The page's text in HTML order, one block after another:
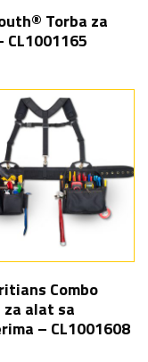
Torba za
CL1001165
Combo
za alat sa
– CL1001608